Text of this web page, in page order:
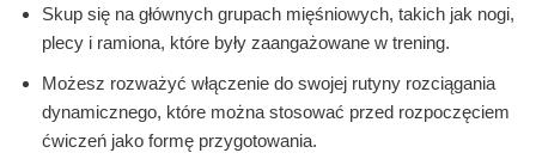
Skup się na głównych grupach mięśniowych, takich jak nogi,
plecy i ramiona, które były zaangażowane w trening.
Możesz rozważyć włączenie do swojej rutyny rozciągania
dynamicznego, które można stosować przed rozpoczęciem
ćwiczeń jako formę przygotowania.